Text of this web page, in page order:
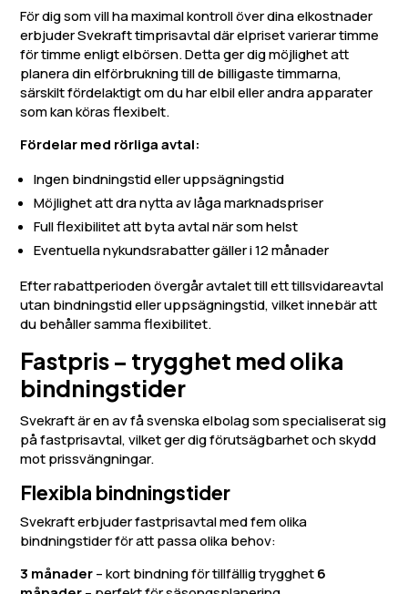
För dig som vill ha maximal kontroll över dina elkostnader
erbjuder Svekraft timprisavtal där elpriset varierar timme
för timme enligt elbörsen. Detta ger dig möjlighet att
planera din elförbrukning till de billigaste timmarna,
särskilt fördelaktigt om du har elbil eller andra apparater
som kan köras flexibelt.
Fördelar med rörliga avtal:
Ingen bindningstid eller uppsägningstid
Möjlighet att dra nytta av låga marknadspriser
Full flexibilitet att byta avtal när som helst
Eventuella nykunds­rabatter gäller i 12 månader
Efter rabattperioden övergår avtalet till ett tillsvidareavtal
utan bindningstid eller uppsägningstid, vilket innebär att
du behåller samma flexibilitet.
Fastpris – trygghet med olika
bindningstider
Svekraft är en av få svenska elbolag som specialiserat sig
på fastprisavtal, vilket ger dig förutsägbarhet och skydd
mot prissvängningar.
Flexibla bindningstider
Svekraft erbjuder fastprisavtal med fem olika
bindningstider för att passa olika behov:
3 månader– kort bindning för tillfällig trygghet6